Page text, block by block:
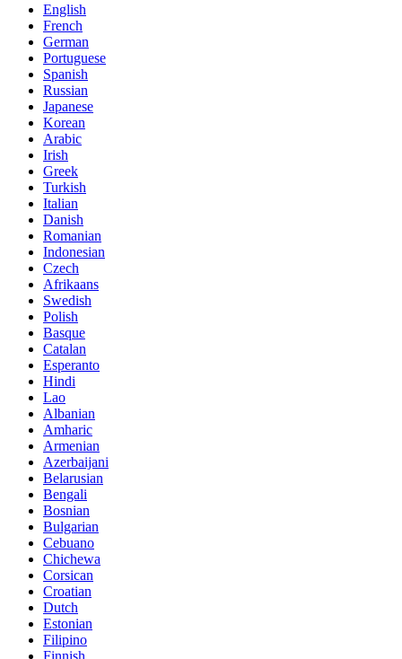
English
French
German
Portuguese
Spanish
Russian
Japanese
Korean
Arabic
Irish
Greek
Turkish
Italian
Danish
Romanian
Indonesian
Czech
Afrikaans
Swedish
Polish
Basque
Catalan
Esperanto
Hindi
Lao
Albanian
Amharic
Armenian
Azerbaijani
Belarusian
Bengali
Bosnian
Bulgarian
Cebuano
Chichewa
Corsican
Croatian
Dutch
Estonian
Filipino
Finnish